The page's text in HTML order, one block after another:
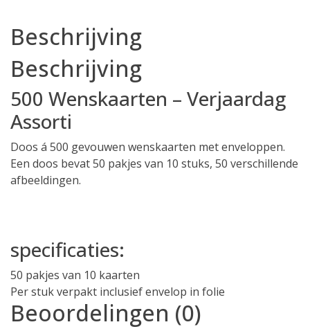
50x10
aantal
Beschrijving
Beschrijving
500 Wenskaarten – Verjaardag
Assorti
Doos á 500 gevouwen wenskaarten met enveloppen.
Een doos bevat 50 pakjes van 10 stuks, 50 verschillende
afbeeldingen.
specificaties:
50 pakjes van 10 kaarten
Per stuk verpakt inclusief envelop in folie
Beoordelingen (0)